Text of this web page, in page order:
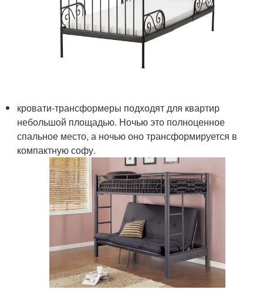
кровати-трансформеры подходят для квартир
небольшой площадью. Ночью это полноценное
спальное место, а ночью оно трансформируется в
компактную софу.